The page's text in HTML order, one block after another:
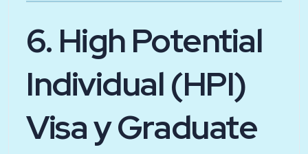
6. High Potential
Individual (HPI)
Visa y Graduate